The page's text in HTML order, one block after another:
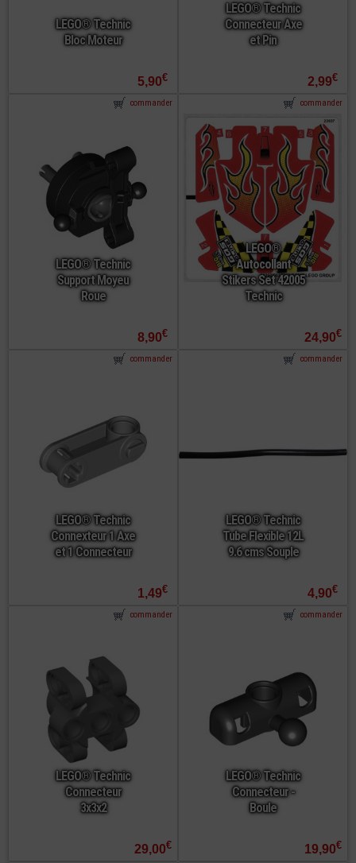
LEGO® Technic
Bloc Moteur
5,90€
LEGO® Technic
Connecteur Axe
et Pin
2,99€
LEGO® Technic
Support Moyeu
Roue
8,90€
commander
LEGO®
Autocollant
Stikers Set 42005
Technic
24,90€
commander
LEGO® Technic
Connexteur 1 Axe
et 1 Connecteur
1,49€
commander
LEGO® Technic
Tube Flexible 12L
9.6 cms Souple
4,90€
commander
LEGO® Technic
Connecteur
3x3x2
29,00€
commander
LEGO® Technic
Connecteur -
Boule
19,90€
commander